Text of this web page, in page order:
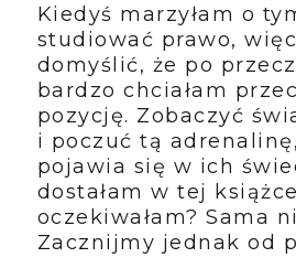
Kiedyś marzyłam o
studiować prawo,
domyślić, że po
bardzo chciałam
pozycję. Zobaczyć
i poczuć tą
pojawia się w ich
dostałam w tej
oczekiwałam? Sama
Zacznijmy jednak od